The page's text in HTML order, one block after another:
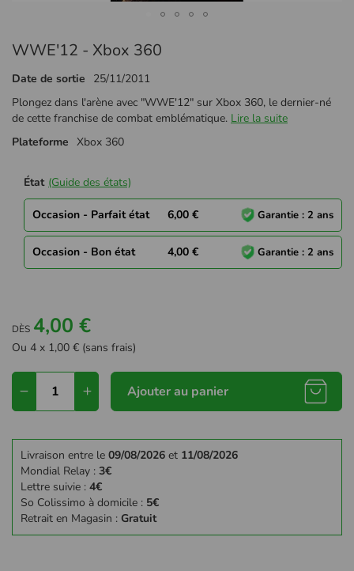
au
de
la
Galerie
WWE'12 - Xbox 360
Date de sortie
25/11/2011
Plongez dans l'arène avec "WWE'12" sur Xbox 360, le dernier-né
de cette franchise de combat emblématique. Lire la suite
Plateforme Xbox 360
État (Guide des états)
Occasion - Parfait état 6,00 € Garantie : 2 ans
Occasion - Bon état 4,00 € Garantie : 2 ans
DÈS 4,00 €
Ou 4 x 1,00 € (sans frais)
Ajouter au panier
Livraison entre le 09/08/2026 et 11/08/2026
Mondial Relay : 3€
Lettre suivie : 4€
So Colissimo à domicile : 5€
Retrait en Magasin : Gratuit